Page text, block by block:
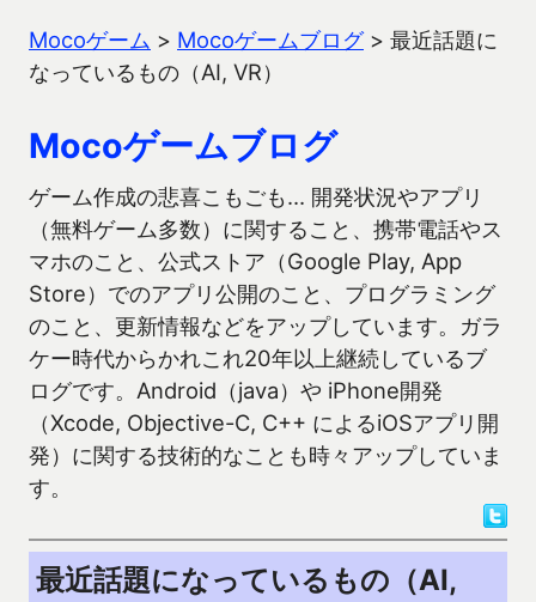
Mocoゲーム > Mocoゲームブログ> 最近話題に
なっているもの（AI, VR）
Mocoゲームブログ
ゲーム作成の悲喜こもごも… 開発状況やアプリ
（無料ゲーム多数）に関すること、携帯電話やス
マホのこと、公式ストア（Google Play, App
Store）でのアプリ公開のこと、プログラミング
のこと、更新情報などをアップしています。ガラ
ケー時代からかれこれ20年以上継続しているブ
ログです。Android（java）や iPhone開発
（Xcode, Objective-C, C++ によるiOSアプリ開
発）に関する技術的なことも時々アップしていま
す。
最近話題になっているもの（AI,